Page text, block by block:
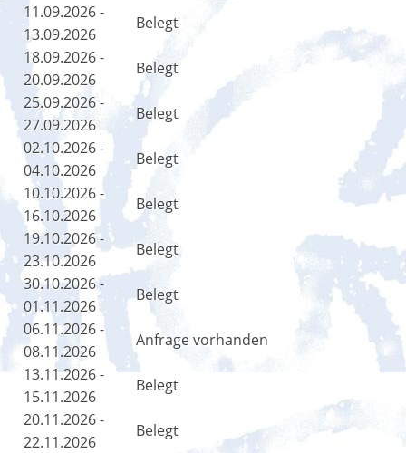
11.09.2026 -
13.09.2026
Belegt
18.09.2026 -
20.09.2026
Belegt
25.09.2026 -
27.09.2026
Belegt
02.10.2026 -
04.10.2026
Belegt
10.10.2026 -
16.10.2026
Belegt
19.10.2026 -
23.10.2026
Belegt
30.10.2026 -
01.11.2026
Belegt
06.11.2026 -
08.11.2026
Anfrage vorhanden
13.11.2026 -
15.11.2026
Belegt
20.11.2026 -
22.11.2026
Belegt